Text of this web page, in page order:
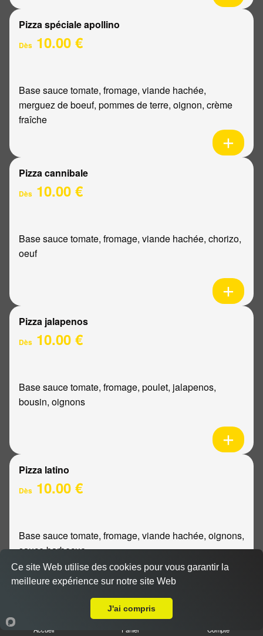
Pizza spéciale apollino
Dès 10.00 €
Base sauce tomate, fromage, viande hachée,
merguez de boeuf, pommes de terre, oignon, crème
fraîche
Pizza cannibale
Dès 10.00 €
Base sauce tomate, fromage, viande hachée, chorizo,
oeuf
Pizza jalapenos
Dès 10.00 €
Base sauce tomate, fromage, poulet, jalapenos,
bousin, oignons
Pizza latino
Dès 10.00 €
Base sauce tomate, fromage, viande hachée, oignons,
sauce barbecue
Accueil Panier Compte
Ce site Web utilise des cookies pour vous garantir la
meilleure expérience sur notre site Web
J'ai compris